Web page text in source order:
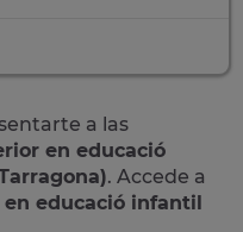
a las
en educació
. Accede a
en educació infantil